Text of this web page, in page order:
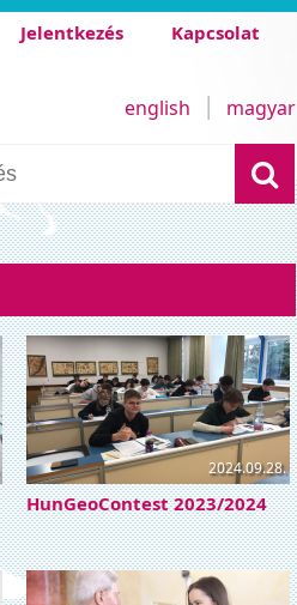
Jelentkezés Kapcsolat
english magyar
2024.09.28.
HunGeoContest 2023/2024